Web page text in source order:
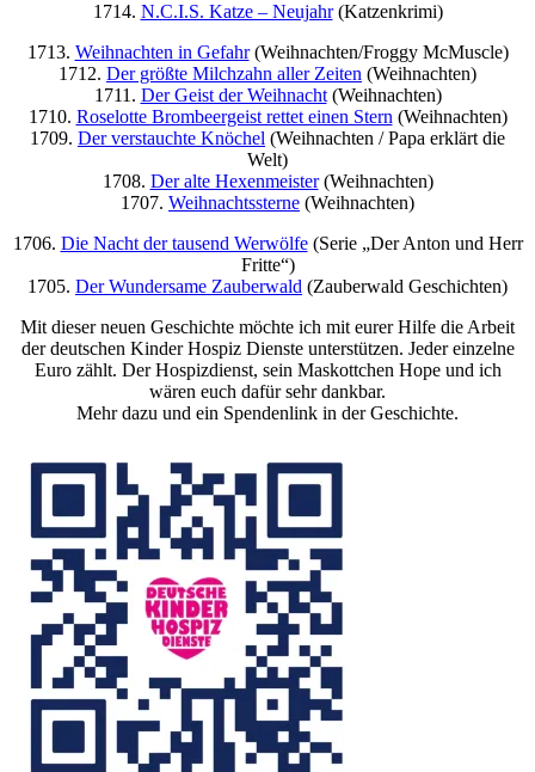
1714. N.C.I.S. Katze – Neujahr(Katzenkrimi)
1713. Weihnachten in Gefahr(Weihnachten/Froggy McMuscle)
1712. Der größte Milchzahn aller Zeiten (Weihnachten)
1711. Der Geist der Weihnacht(Weihnachten)
1710. Roselotte Brombeergeist rettet einen Stern (Weihnachten)
1709. Der verstauchte Knöchel (Weihnachten / Papa erklärt die
Welt)
1708. Der alte Hexenmeister(Weihnachten)
1707. Weihnachtssterne (Weihnachten)
1706. Die Nacht der tausend Werwölfe(Serie „Der Anton und Herr
Fritte“)
1705. Der Wundersame Zauberwald (Zauberwald Geschichten)
Mit dieser neuen Geschichte möchte ich mit eurer Hilfe die Arbeit
der deutschen Kinder Hospiz Dienste unterstützen. Jeder einzelne
Euro zählt. Der Hospizdienst, sein Maskottchen Hope und ich
wären euch dafür sehr dankbar.
Mehr dazu und ein Spendenlink in der Geschichte.